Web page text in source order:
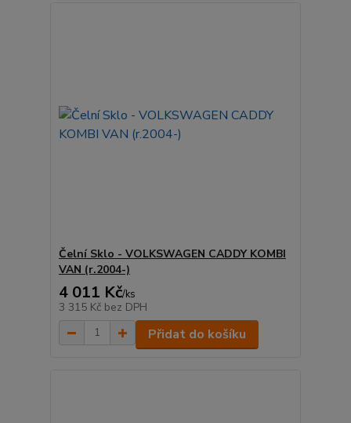
Čelní Sklo - VOLKSWAGEN CADDY KOMBI
VAN (r.2004-)
4 011 Kč/ks
3 315 Kč bez DPH
Přidat do košíku